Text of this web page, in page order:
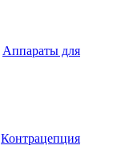
Аппараты для
Контрацепция